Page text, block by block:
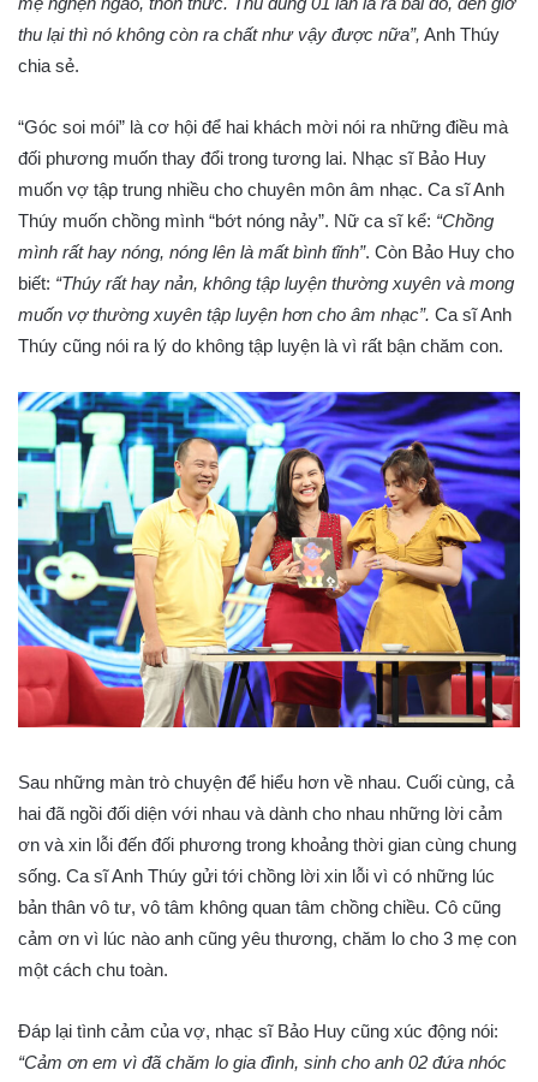
thu lại thì nó không còn ra chất như vậy được nữa”, Anh Thúy
chia sẻ.
“Góc soi mói” là cơ hội để hai khách mời nói ra những điều mà
đối phương muốn thay đổi trong tương lai. Nhạc sĩ Bảo Huy
muốn vợ tập trung nhiều cho chuyên môn âm nhạc. Ca sĩ Anh
Thúy muốn chồng mình “bớt nóng nảy”. Nữ ca sĩ kể: “Chồng
mình rất hay nóng, nóng lên là mất bình tĩnh”. Còn Bảo Huy cho
biết: “Thúy rất hay nản, không tập luyện thường xuyên và mong
muốn vợ thường xuyên tập luyện hơn cho âm nhạc”. Ca sĩ Anh
Thúy cũng nói ra lý do không tập luyện là vì rất bận chăm con.
Sau những màn trò chuyện để hiểu hơn về nhau. Cuối cùng, cả
hai đã ngồi đối diện với nhau và dành cho nhau những lời cảm
ơn và xin lỗi đến đối phương trong khoảng thời gian cùng chung
sống. Ca sĩ Anh Thúy gửi tới chồng lời xin lỗi vì có những lúc
bản thân vô tư, vô tâm không quan tâm chồng chiều. Cô cũng
cảm ơn vì lúc nào anh cũng yêu thương, chăm lo cho 3 mẹ con
một cách chu toàn.
Đáp lại tình cảm của vợ, nhạc sĩ Bảo Huy cũng xúc động nói:
“Cảm ơn em vì đã chăm lo gia đình, sinh cho anh 02 đứa nhóc